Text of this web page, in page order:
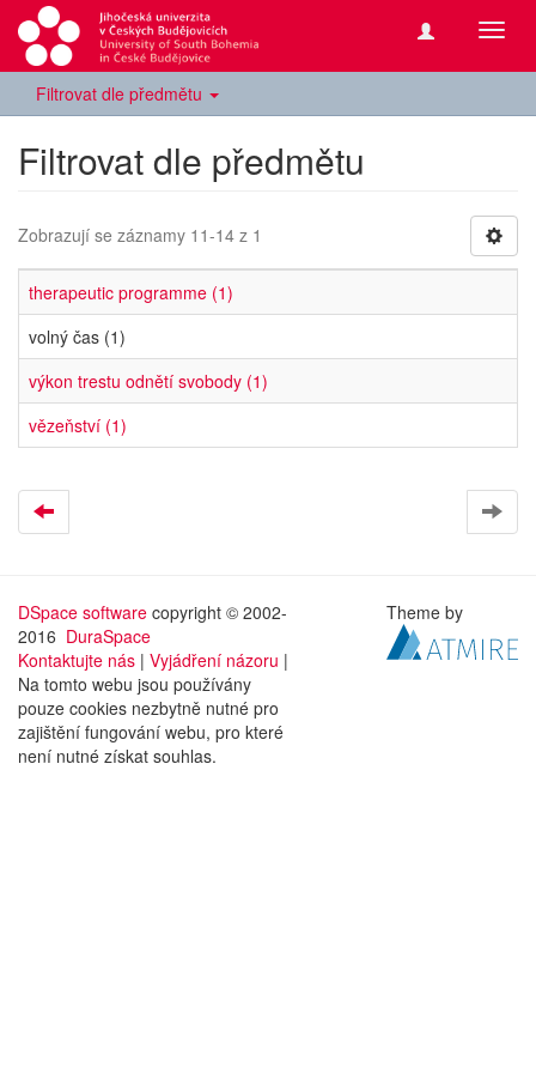
Filtrovat dle předmětu
Filtrovat dle předmětu
Zobrazují se záznamy 11-14 z 1
therapeutic programme (1)
volný čas (1)
výkon trestu odnětí svobody (1)
vězeňství (1)
DSpace software copyright © 2002-
2016 DuraSpace
Kontaktujte nás | Vyjádření názoru |
Na tomto webu jsou používány
pouze cookies nezbytně nutné pro
zajištění fungování webu, pro které
není nutné získat souhlas.
Theme by